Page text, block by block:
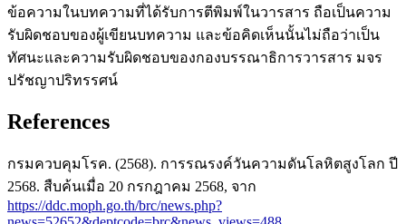
ข้อความในบทความที่ได้รับการตีพิมพ์ในวารสาร ถือเป็นความ
รับผิดชอบของผู้เขียนบทความ และข้อคิดเห็นนั้นไม่ถือว่าเป็น
ทัศนะและความรับผิดชอบของกองบรรณาธิการวารสาร มจร
ปรัชญาปริทรรศน์
References
กรมควบคุมโรค. (2568). การรณรงค์วันความดันโลหิตสูงโลก ปี
2568. สืบค้นเมื่อ 20 กรกฎาคม 2568, จาก
https://ddc.moph.go.th/brc/news.php?